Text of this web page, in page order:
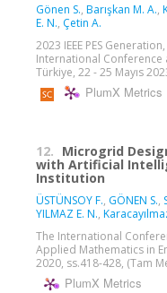
Gönen S., Barışkan M. A.,
E. N., Çetin A.
2023 IEEE PES
International Conference
Türkiye, 22 - 25 Mayıs
PlumX Metrics
12. Microgrid
with Artificial
Institution
ÜSTÜNSOY F., GÖNEN S.,
YILMAZ E. N.,
The International
Applied Mathematics in
2020, ss.418-428, (Tam
PlumX Metrics